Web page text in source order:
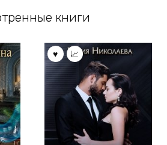
книги